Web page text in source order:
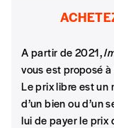
A partir de 2021,
vous est proposé à
Le prix libre est un
d’un bien ou d’un
lui de payer le prix